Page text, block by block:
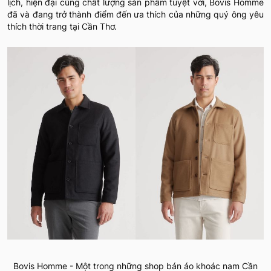
lịch, hiện đại cùng chất lượng sản phẩm tuyệt vời, Bovis Homme
đã và đang trở thành điểm đến ưa thích của những quý ông yêu
thích thời trang tại Cần Thơ.
Bovis Homme - Một trong những shop bán áo khoác nam Cần